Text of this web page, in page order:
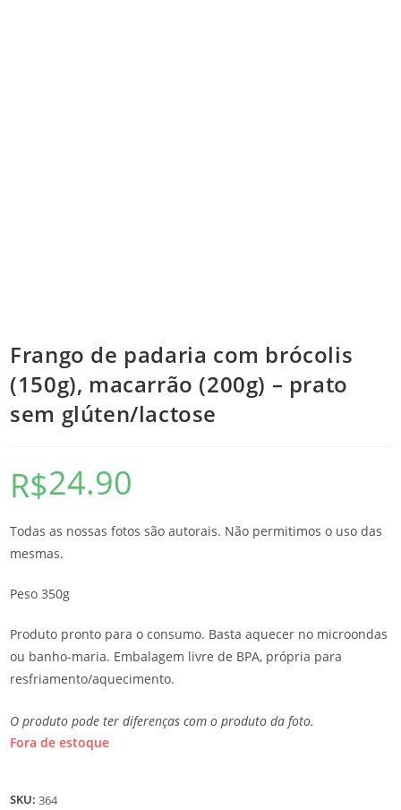
Frango de padaria com brócolis
(150g), macarrão (200g) – prato
sem glúten/lactose
R$24.90
Todas as nossas fotos são autorais. Não permitimos o uso das
mesmas.
Peso 350g
Produto pronto para o consumo. Basta aquecer no microondas
ou banho-maria. Embalagem livre de BPA, própria para
resfriamento/aquecimento.
O produto pode ter diferenças com o produto da foto.
Fora de estoque
SKU:364